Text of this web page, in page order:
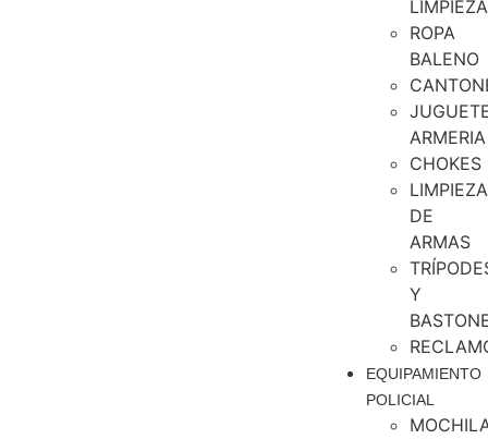
LIMPIEZA
ROPA
BALENO
ARMERIA
CHOKES
LIMPIEZA
DE
ARMAS
Y
EQUIPAMIENTO
POLICIAL